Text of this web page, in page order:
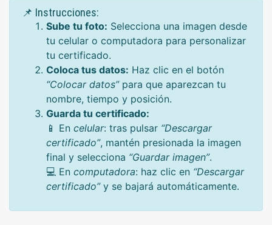
📌 Instrucciones:
Sube tu foto: Selecciona una imagen desde
tu celular o computadora para personalizar
tu certificado.
Coloca tus datos: Haz clic en el botón
“Colocar datos”para que aparezcan tu
nombre, tiempo y posición.
Guarda tu certificado:
📱 En celular: tras pulsar “Descargar
certificado”, mantén presionada la imagen
final y selecciona “Guardar imagen”.
💻 En computadora: haz clic en “Descargar
certificado”y se bajará automáticamente.